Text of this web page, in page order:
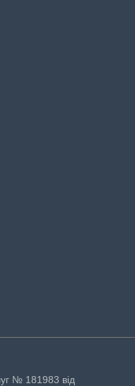
№ 181983 від